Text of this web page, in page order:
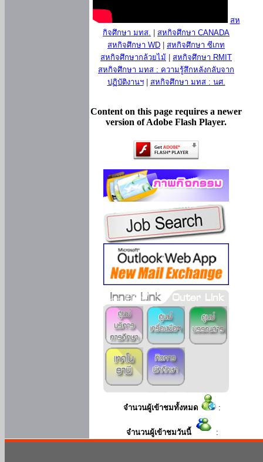
สห
กิจศึกษา มทส.
สหกิจศึกษา CANADA
สหกิจศึกษา WD
สหกิจศึกษา ซีเกท
สหกิจศึกษากล้วยไม้
สหกิจศึกษา RMIT
สหกิจศึกษา มทส : ความรู้สึกหลังกลับจาก
ปฏิบัติงานฯ| สหกิจศึกษา มทส : นศ.
Content on this page requires a newer
version of Adobe Flash Player.
จำนวนผู้เข้าชมทั้งหมด :
จำนวนผู้เข้าชมวันนี้ :